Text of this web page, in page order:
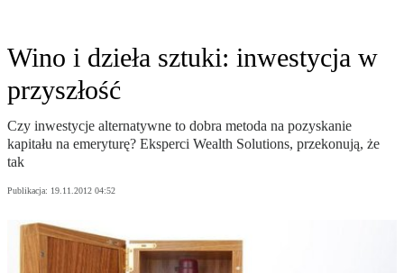
Wino i dzieła sztuki: inwestycja w
przyszłość
Czy inwestycje alternatywne to dobra metoda na pozyskanie
kapitału na emeryturę? Eksperci Wealth Solutions, przekonują, że
tak
Publikacja: 19.11.2012 04:52